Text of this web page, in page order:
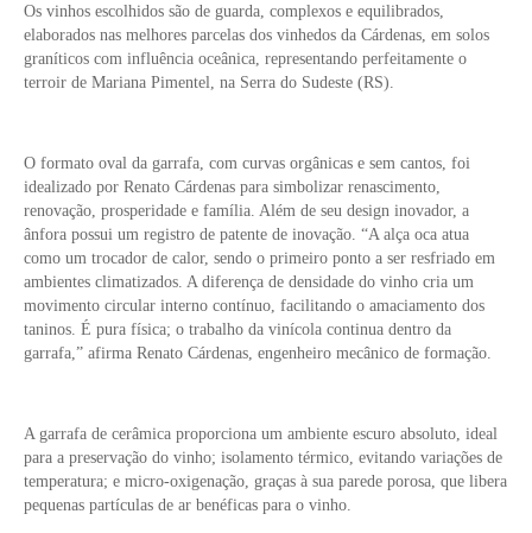
Os vinhos escolhidos são de guarda, complexos e equilibrados,
elaborados nas melhores parcelas dos vinhedos da Cárdenas, em solos
graníticos com influência oceânica, representando perfeitamente o
terroir de Mariana Pimentel, na Serra do Sudeste (RS).
O formato oval da garrafa, com curvas orgânicas e sem cantos, foi
idealizado por Renato Cárdenas para simbolizar renascimento,
renovação, prosperidade e família. Além de seu design inovador, a
ânfora possui um registro de patente de inovação. “A alça oca atua
como um trocador de calor, sendo o primeiro ponto a ser resfriado em
ambientes climatizados. A diferença de densidade do vinho cria um
movimento circular interno contínuo, facilitando o amaciamento dos
taninos. É pura física; o trabalho da vinícola continua dentro da
garrafa,” afirma Renato Cárdenas, engenheiro mecânico de formação.
A garrafa de cerâmica proporciona um ambiente escuro absoluto, ideal
para a preservação do vinho; isolamento térmico, evitando variações de
temperatura; e micro-oxigenação, graças à sua parede porosa, que libera
pequenas partículas de ar benéficas para o vinho.